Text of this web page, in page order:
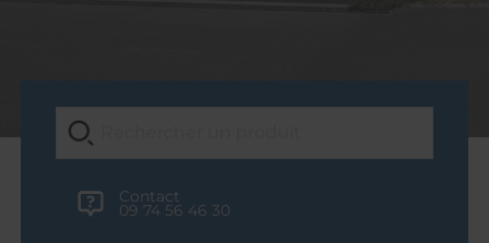
Contact
09 74 56 46 30